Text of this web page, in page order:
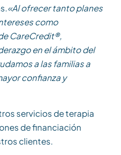
«Al ofrecer tanto planes
como
CareCredit®,
en el ámbito del
a las familias a
confianza y
servicios de terapia
de financiación
clientes.